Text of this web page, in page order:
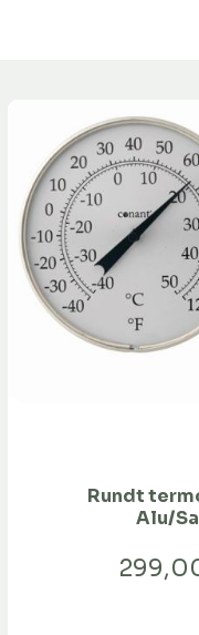
Rundt
Alu/